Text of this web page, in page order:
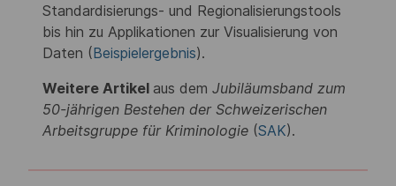
Standardisierungs- und Regionalisierungstools
bis hin zu Applikationen zur Visualisierung von
Daten (Beispielergebnis).
Weitere Artikel aus dem Jubiläumsband zum
50-jährigen Bestehen der Schweizerischen
Arbeitsgruppe für Kriminologie (SAK).